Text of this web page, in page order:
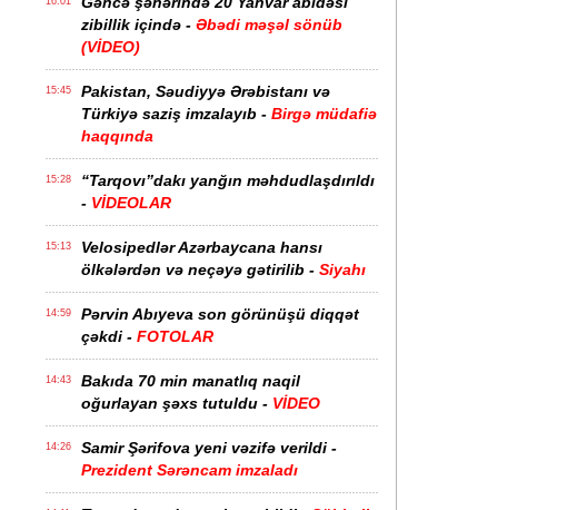
zibillik içində - Əbədi məşəl sönüb
(VİDEO)
15:45
Pakistan, Səudiyyə Ərəbistanı və
Türkiyə saziş imzalayıb - Birgə müdafiə
haqqında
15:28
“Tarqovı”dakı yanğın məhdudlaşdırıldı
- VİDEOLAR
15:13
Velosipedlər Azərbaycana hansı
ölkələrdən və neçəyə gətirilib - Siyahı
14:59
Pərvin Abıyeva son görünüşü diqqət
çəkdi - FOTOLAR
14:43
Bakıda 70 min manatlıq naqil
oğurlayan şəxs tutuldu - VİDEO
14:26
Samir Şərifova yeni vəzifə verildi -
Prezident Sərəncam imzaladı